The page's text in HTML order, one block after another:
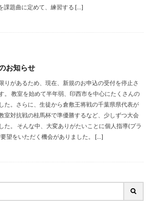
課題曲に定めて、練習する […]
お知らせ
りがあるため、現在、新規のお申込の受付を停止さ
。 教室を始めて半年弱、印西市を中心にたくさんの
た。さらに、生徒から倉敷王将戦の千葉県県代表が
室対抗戦の桂馬杯で準優勝するなど、少しずつ大会
た。 そんな中、大変ありがたいことに個人指導(プラ
望をいただく機会がありました。 […]